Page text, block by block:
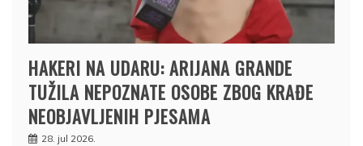
HAKERI NA UDARU: ARIJANA GRANDE
TUŽILA NEPOZNATE OSOBE ZBOG KRAĐE
NEOBJAVLJENIH PJESAMA
28. jul 2026.